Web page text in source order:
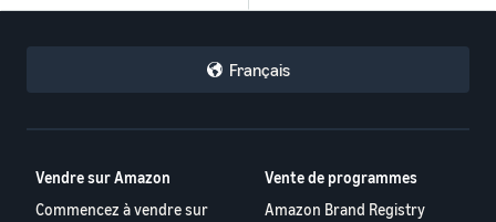
Français
Vendre sur Amazon
Commencez à vendre sur
Vente de programmes
Amazon Brand Registry